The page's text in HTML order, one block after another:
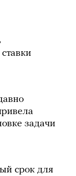
задачи
срок для